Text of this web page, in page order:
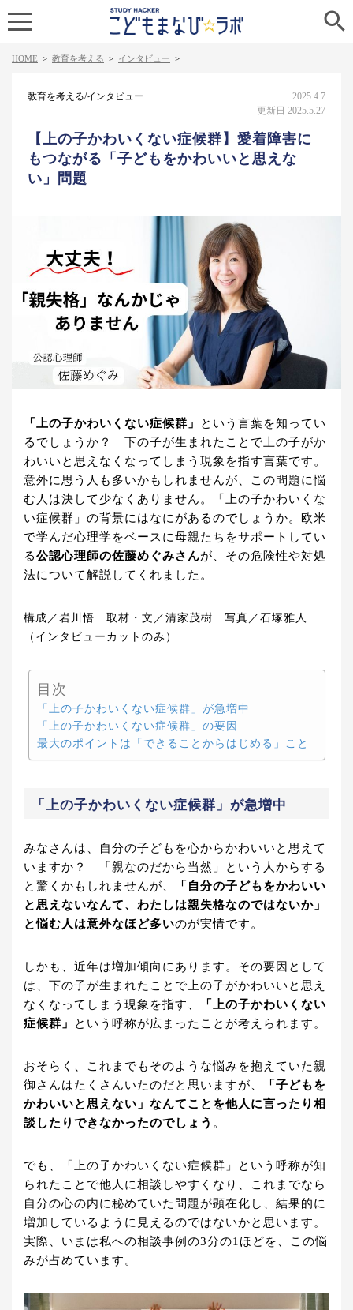

HOME > 教育を考える > インタビュー >
教育を考える/インタビュー
2025.4.7
更新日 2025.5.27
【上の子かわいくない症候群】愛着障害に
もつながる「子どもをかわいいと思えな
い」問題
「上の子かわいくない症候群」
という言葉を知ってい
るでしょうか？ 下の子が生まれたことで上の子がか
わいいと思えなくなってしまう現象を指す言葉です。
意外に思う人も多いかもしれませんが、この問題に悩
む人は決して少なくありません。「上の子かわいくな
い症候群」の背景にはなにがあるのでしょうか。欧米
で学んだ心理学をベースに母親たちをサポートしてい
る公認心理師の佐藤めぐみさんが、その危険性や対処
法について解説してくれました。
構成／岩川悟 取材・文／清家茂樹 写真／石塚雅人
（インタビューカットのみ）
目次
「上の子かわいくない症候群」が急増中
「上の子かわいくない症候群」の要因
最大のポイントは「できることからはじめる」こと
「上の子かわいくない症候群」が急増中
みなさんは、自分の子どもを心からかわいいと思えて
いますか？ 「親なのだから当然」という人からする
と驚くかもしれませんが、
「自分の子どもをかわいい
と思えないなんて、わたしは親失格なのではないか」
と悩む人は意外なほど多いのが実情です。
しかも、近年は増加傾向にあります。その要因として
は、下の子が生まれたことで上の子がかわいいと思え
なくなってしまう現象を指す、
「上の子かわいくない
症候群」
という呼称が広まったことが考えられます。
おそらく、これまでもそのような悩みを抱えていた親
御さんはたくさんいたのだと思いますが、
「子どもを
かわいいと思えない」なんてことを他人に言ったり相
談したりできなかったのでしょう 。
でも、「上の子かわいくない症候群」という呼称が知
られたことで他人に相談しやすくなり、これまでなら
自分の心の内に秘めていた問題が顕在化し、結果的に
増加しているように見えるのではないかと思います。
実際、いまは私への相談事例の3分の1ほどを、この悩
みが占めています。